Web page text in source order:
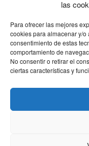
las
Para ofrecer las mejores
cookies para almacenar y/
consentimiento de estas
comportamiento de
No consentir o retirar el
ciertas características y
Programa Kit Digital
(EU) del